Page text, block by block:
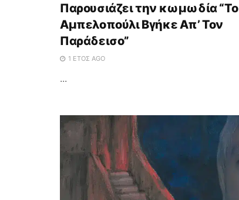
Παρουσιάζει την κωμωδία “Το
Αμπελοπούλι Βγήκε Απ’ Τον
Παράδεισο”
1 ΈΤΟΣ AGO
...